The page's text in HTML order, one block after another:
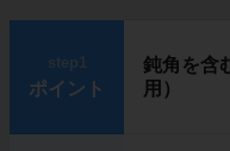
ポイント
鈍角を含
用）